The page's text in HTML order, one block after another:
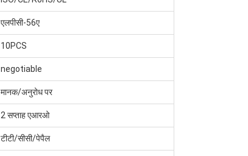
एलपीसी-56ए
10PCS
negotiable
मानक/अनुरोध पर
2 सप्ताह एआरओ
टीटी/सीसी/पेपैल